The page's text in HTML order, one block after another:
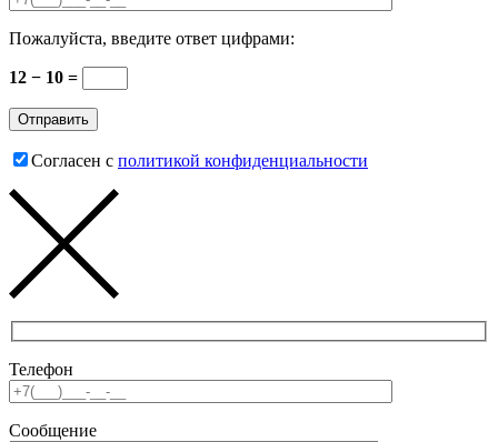
Пожалуйста, введите ответ цифрами:
12 − 10 =
Согласен с политикой конфиденциальности
Телефон
Сообщение